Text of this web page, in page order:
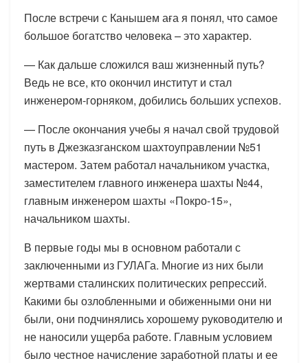
После встречи с Канышем аға я понял, что самое
большое богатство человека – это характер.
— Как дальше сложился ваш жизненный путь?
Ведь не все, кто окончил институт и стал
инженером-горняком, добились больших успехов.
— После окончания учебы я начал свой трудовой
путь в Джезказганском шахтоуправлении №51
мастером. Затем работал начальником участка,
заместителем главного инженера шахты №44,
главным инженером шахты «Покро-15»,
начальником шахты.
В первые годы мы в основном работали с
заключенными из ГУЛАГа. Многие из них были
жертвами сталинских политических репрессий.
Какими бы озлобленными и обиженными они ни
были, они подчинялись хорошему руководителю и
не наносили ущерба работе. Главным условием
было честное начисление заработной платы и ее